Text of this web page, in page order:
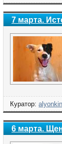
7 марта.
Куратор:
6 марта.